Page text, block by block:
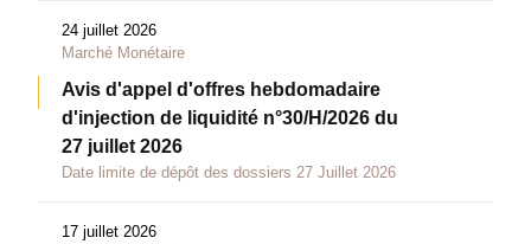
24 juillet 2026
Marché Monétaire
Avis d'appel d'offres hebdomadaire
d'injection de liquidité n°30/H/2026 du
27 juillet 2026
Date limite de dépôt des dossiers 27 Juillet 2026
17 juillet 2026